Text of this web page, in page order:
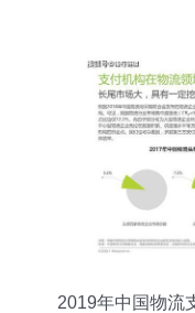
2019年中国物流